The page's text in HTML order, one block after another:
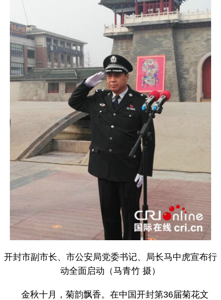
开封市副市长、市公安局党委书记、局长马中虎宣布行
动全面启动（马青竹 摄）
金秋十月，菊韵飘香。在中国开封第36届菊花文